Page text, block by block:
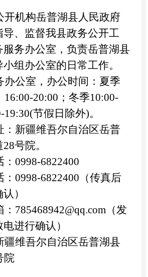
开机构岳普湖县人民政府
导、监督我县政务公开工
服务办公室，负责岳普湖县
组办公室的日常工作。
办公室，办公时间：夏季
16:00-20:00；冬季10:00-
19:30(节假日除外)。
：新疆维吾尔自治区岳普
28号院。
：0998-6822400
：0998-6822400 （传真后
）
785468942@qq.com（发
进行确认）
疆维吾尔自治区岳普湖县
院